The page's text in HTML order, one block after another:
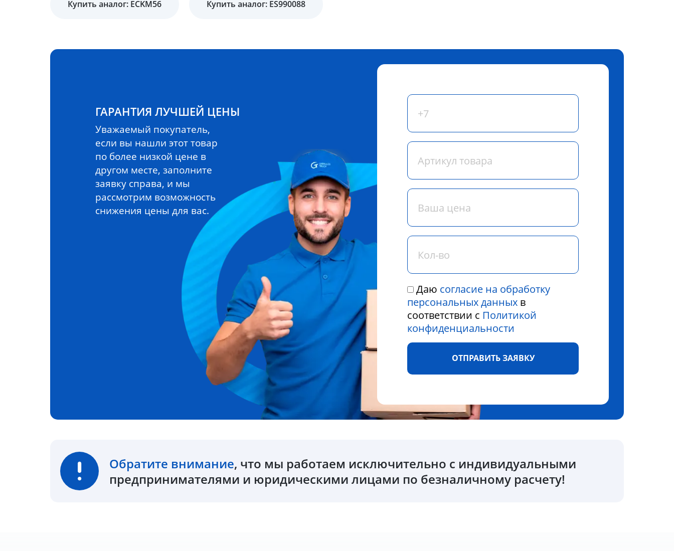
Купить аналог: ECKM56 Купить аналог: ES990088
ГАРАНТИЯ ЛУЧШЕЙ ЦЕНЫ
Уважаемый покупатель,
если вы нашли этот товар
по более низкой цене в
другом месте, заполните
заявку справа, и мы
рассмотрим возможность
снижения цены для вас.
Даю согласие на обработку
персональных данных в
соответствии с Политикой
конфиденциальности
ОТПРАВИТЬ ЗАЯВКУ
Обратите внимание, что мы работаем исключительно с индивидуальными
предпринимателями и юридическими лицами по безналичному расчету!